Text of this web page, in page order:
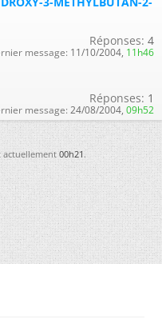
Réponses: 4
message: 11/10/2004, 11h46
Réponses: 1
message: 24/08/2004, 09h52
actuellement00h21.